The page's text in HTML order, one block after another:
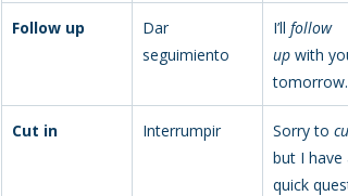
Follow up
Dar
seguimiento
I’ll follow
up with you
tomorrow.
Cut in Interrumpir Sorry to
but I have
quick